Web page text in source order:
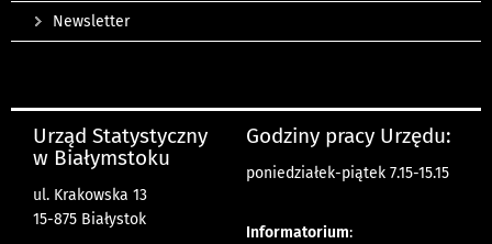
Newsletter
Urząd Statystyczny
w Białymstoku
ul. Krakowska 13
15-875 Białystok
Godziny pracy Urzędu:
poniedziałek-piątek 7.15-15.15
Informatorium: